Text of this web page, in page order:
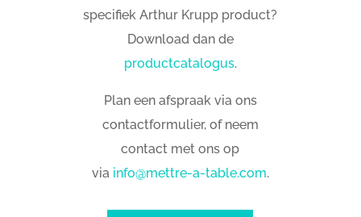
specifiek Arthur Krupp product?
Download dan de
productcatalogus.
Plan een afspraak via ons
contactformulier, of neem
contact met ons op
via info@mettre-a-table.com.